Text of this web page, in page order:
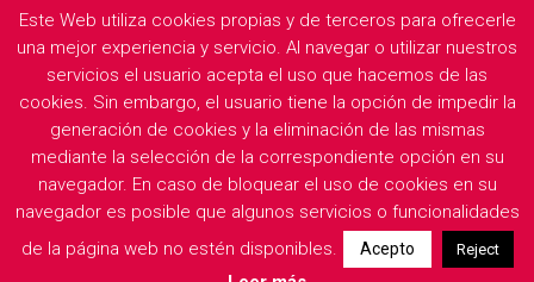
954 55 14 90
La Facultad Información legal Politica de privacidad Cookies
E
Este Web utiliza cookies propias y de terceros para ofrecerle
una mejor experiencia y servicio. Al navegar o utilizar nuestros
servicios el usuario acepta el uso que hacemos de las
cookies. Sin embargo, el usuario tiene la opción de impedir la
generación de cookies y la eliminación de las mismas
mediante la selección de la correspondiente opción en su
navegador. En caso de bloquear el uso de cookies en su
navegador es posible que algunos servicios o funcionalidades
de la página web no estén disponibles.
Acepto Reject